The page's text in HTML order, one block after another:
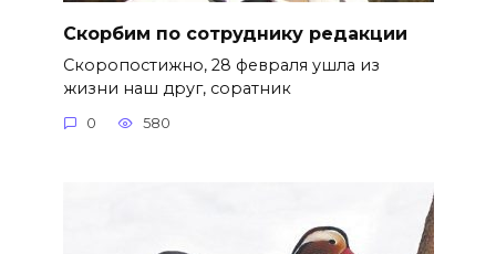
Скорбим по сотруднику редакции
Скоропостижно, 28 февраля ушла из
жизни наш друг, соратник
0 580